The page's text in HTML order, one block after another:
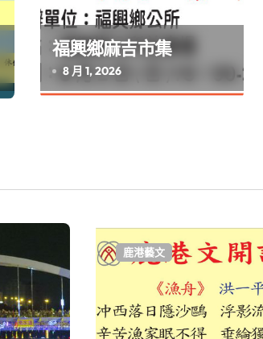
福興鄉麻吉市集
8 月 1, 2026
鹿港藝文